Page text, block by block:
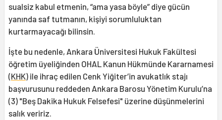
sualsiz kabul etmenin, “ama yasa böyle” diye gücün
yanında saf tutmanın, kişiyi sorumluluktan
kurtarmayacağı bilinsin.
İşte bu nedenle, Ankara Üniversitesi Hukuk Fakültesi
öğretim üyeliğinden OHAL Kanun Hükmünde Kararnamesi
(KHK) ile ihraç edilen Cenk Yiğiter’in avukatlık stajı
başvurusunu reddeden Ankara Barosu Yönetim Kurulu’na
(3) "Beş Dakika Hukuk Felsefesi" üzerine düşünmelerini
salık veririz.